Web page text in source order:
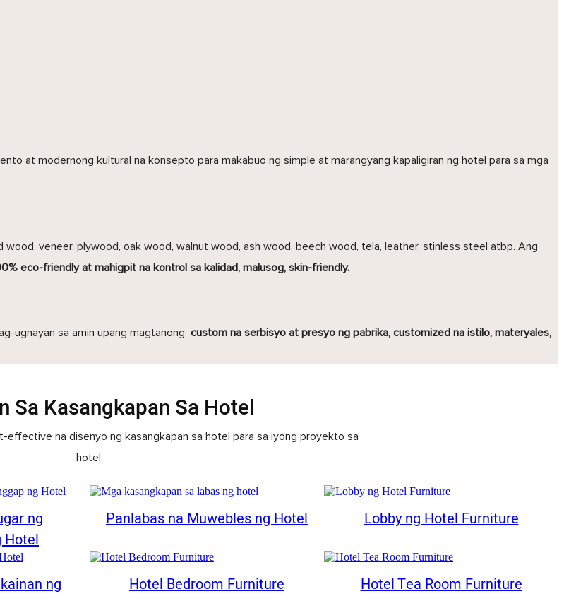
at modernong kultural na konsepto para makabuo ng simple at marangyang kapaligiran ng hotel para sa mga
wood, veneer, plywood, oak wood, walnut wood, ash wood, beech wood, tela, leather, stinless steel atbp. Ang
eco-friendly at mahigpit na kontrol sa kalidad, malusog, skin-friendly.
ugnayan sa amin upang magtanong custom na serbisyo at presyo ng pabrika, customized na istilo, materyales,
Sa Kasangkapan Sa Hotel
effective na disenyo ng kasangkapan sa hotel para sa iyong proyekto sa
hotel
ng
Hotel
Panlabas na Muwebles ng Hotel Lobby ng Hotel Furniture
ng
Hotel Bedroom Furniture Hotel Tea Room Furniture